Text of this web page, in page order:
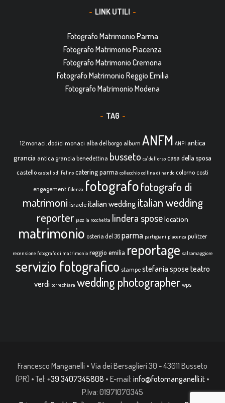
LINK UTILI
Fotografo Matrimonio Parma
Fotografo Matrimonio Piacenza
Fotografo Matrimonio Cremona
Fotografo Matrimonio Reggio Emilia
Fotografo Matrimonio Modena
TAG
12 monaci. dodici monaci alba del borgo album ANFM ANPI antica
grancia antica grancia benedettina busseto ca' dell'orso casa della sposa
castello castello di Felino catering parma collecchio collina di nando colorno costi
engagement fidenza fotografofotografo di
matrimoni israele italian wedding italian wedding
reporter jazz la rocchetta lindera sposelocation
matrimonio osteria del 36parma partigiani piacenza pulitzer
recensione fotografo di matrimonio reggio emilia reportage salsomaggiore
servizio fotografico stampe stefania spose teatro
verdi torrechiara wedding photographer wps
Francesco Manganelli • Via dei Bersaglieri 30 - 43011 Busseto
(PR) • Tel: +39 3407345808 • E-mail: info@fotomanganelli.it •
P.Iva: 01971070345